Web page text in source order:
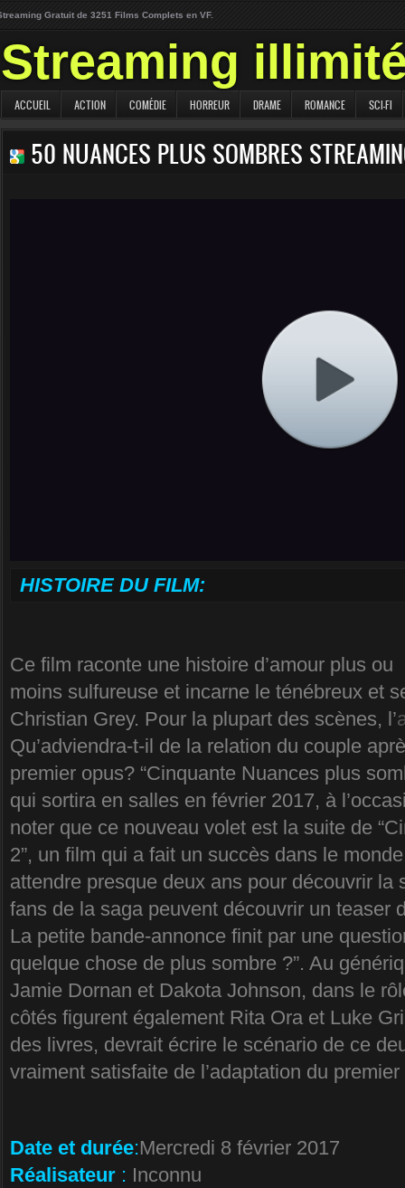
Gratuit de 3251 Films Complets en VF.
Streaming
ACCUEIL ACTION COMÉDIE HORREUR DRAME ROMANCE SCI-FI
50 NUANCES PLUS SOMBRES
HISTOIRE DU FILM:
Ce film raconte une histoire d’amour plus ou
moins sulfureuse et incarne le ténébreux et
Christian Grey. Pour la plupart des scènes, l’
Qu’adviendra-t-il de la relation du couple
premier opus? “Cinquante Nuances plus
qui sortira en salles en février 2017, à
noter que ce nouveau volet est la suite de
2”, un film qui a fait un succès dans le
attendre presque deux ans pour découvrir la
fans de la saga peuvent découvrir un teaser
La petite bande-annonce finit par une
quelque chose de plus sombre ?”. Au
Jamie Dornan et Dakota Johnson, dans le
côtés figurent également Rita Ora et Luke
des livres, devrait écrire le scénario de ce
vraiment satisfaite de l’adaptation du
Date et durée:Mercredi 8 février 2017
Réalisateur : Inconnu